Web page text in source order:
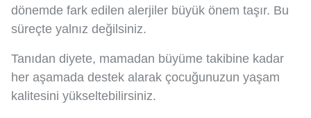
dönemde fark edilen alerjiler büyük önem taşır. Bu
süreçte yalnız değilsiniz.
Tanıdan diyete, mamadan büyüme takibine kadar
her aşamada destek alarak çocuğunuzun yaşam
kalitesini yükseltebilirsiniz.